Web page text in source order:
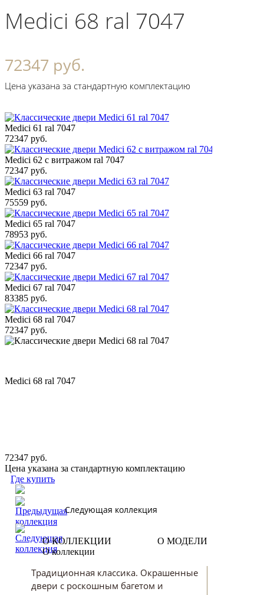
Medici 68 ral 7047
72347 руб.
Цена указана за стандартную комплектацию
Medici 61 ral 7047
72347 руб.
Medici 62 с витражом ral 7047
72347 руб.
Medici 63 ral 7047
75559 руб.
Medici 65 ral 7047
78953 руб.
Medici 66 ral 7047
72347 руб.
Medici 67 ral 7047
83385 руб.
Medici 68 ral 7047
72347 руб.
Medici 68 ral 7047
72347 руб.
Цена указана за стандартную комплектацию
Где купить
Следующая коллекция
О КОЛЛЕКЦИИ
О МОДЕЛИ
О коллекции
Традиционная классика. Окрашенные
двери с роскошным багетом и